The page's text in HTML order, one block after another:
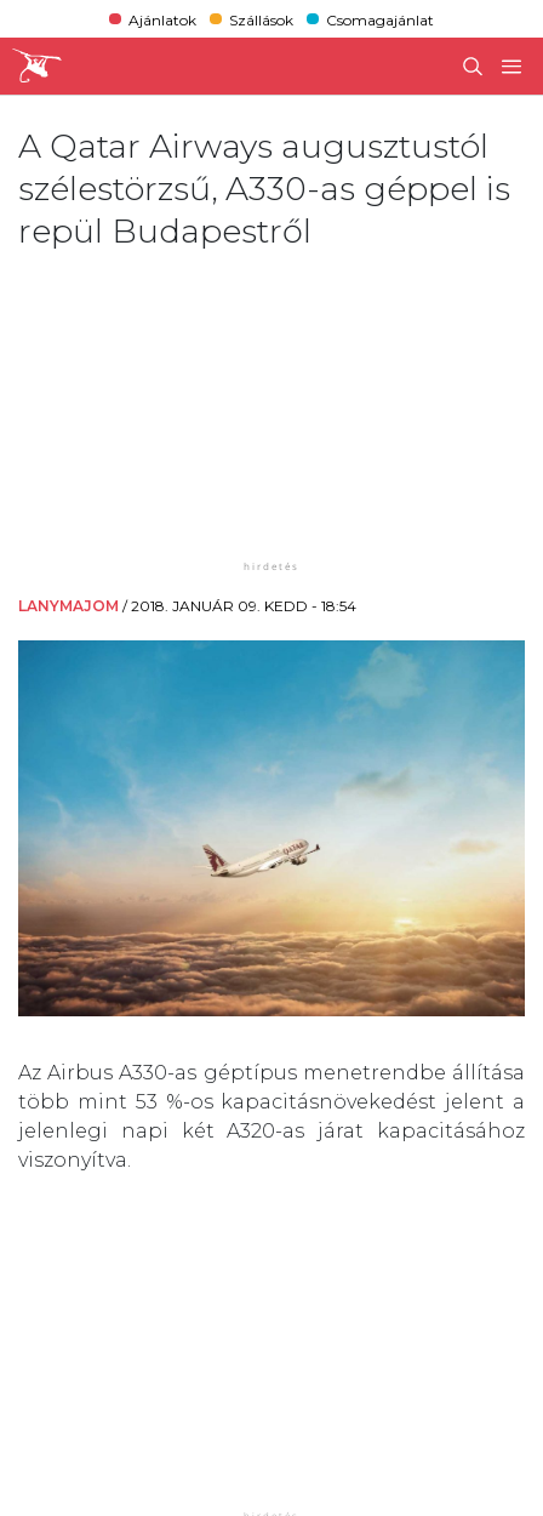
Ajánlatok Szállások Csomagajánlat
A Qatar Airways augusztustól
szélestörzsű, A330-as géppel is
repül Budapestről
LANYMAJOM /2018. JANUÁR 09. KEDD - 18:54
Az Airbus A330-as géptípus menetrendbe állítása
több mint 53 %-os kapacitásnövekedést jelent a
jelenlegi napi két A320-as járat kapacitásához
viszonyítva.